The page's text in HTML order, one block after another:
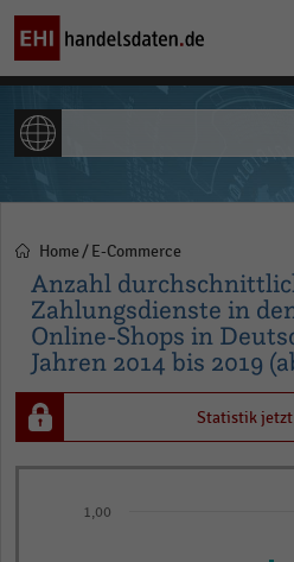
Pfadnavigation
Home E-Commerce
Anzahl
Zahlungsdienste in
Online-Shops in
Jahren 2014 bis 2019
Statistik
1,00